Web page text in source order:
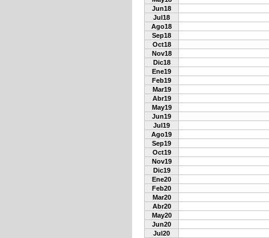
Jun18
Jul18
Ago18
Sep18
Oct18
Nov18
Dic18
Ene19
Feb19
Mar19
Abr19
May19
Jun19
Jul19
Ago19
Sep19
Oct19
Nov19
Dic19
Ene20
Feb20
Mar20
Abr20
May20
Jun20
Jul20